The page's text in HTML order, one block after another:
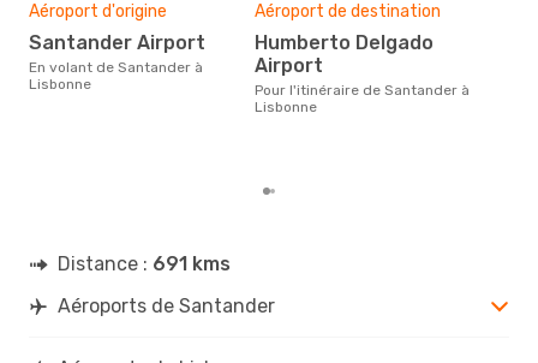
Aéroport d'origine
Santander Airport
En volant de Santander à
Lisbonne
Aéroport de destination
Humberto Delgado
Airport
Pour l'itinéraire de Santander à
Lisbonne
Distance : 691 kms
Aéroports de Santander